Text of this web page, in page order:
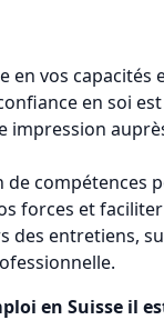
en vos capacités
en soi
impression
de compétences
forces et
des entretiens,
en Suisse il